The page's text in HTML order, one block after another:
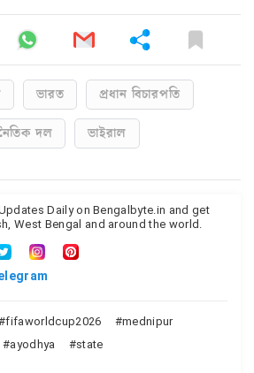
ভারত
প্রধান বিচারপতি
দল ভাইরাল
Daily on Bengalbyte.in and get
West Bengal and around the world.
fifaworldcup2026
mednipur
ayodhya state